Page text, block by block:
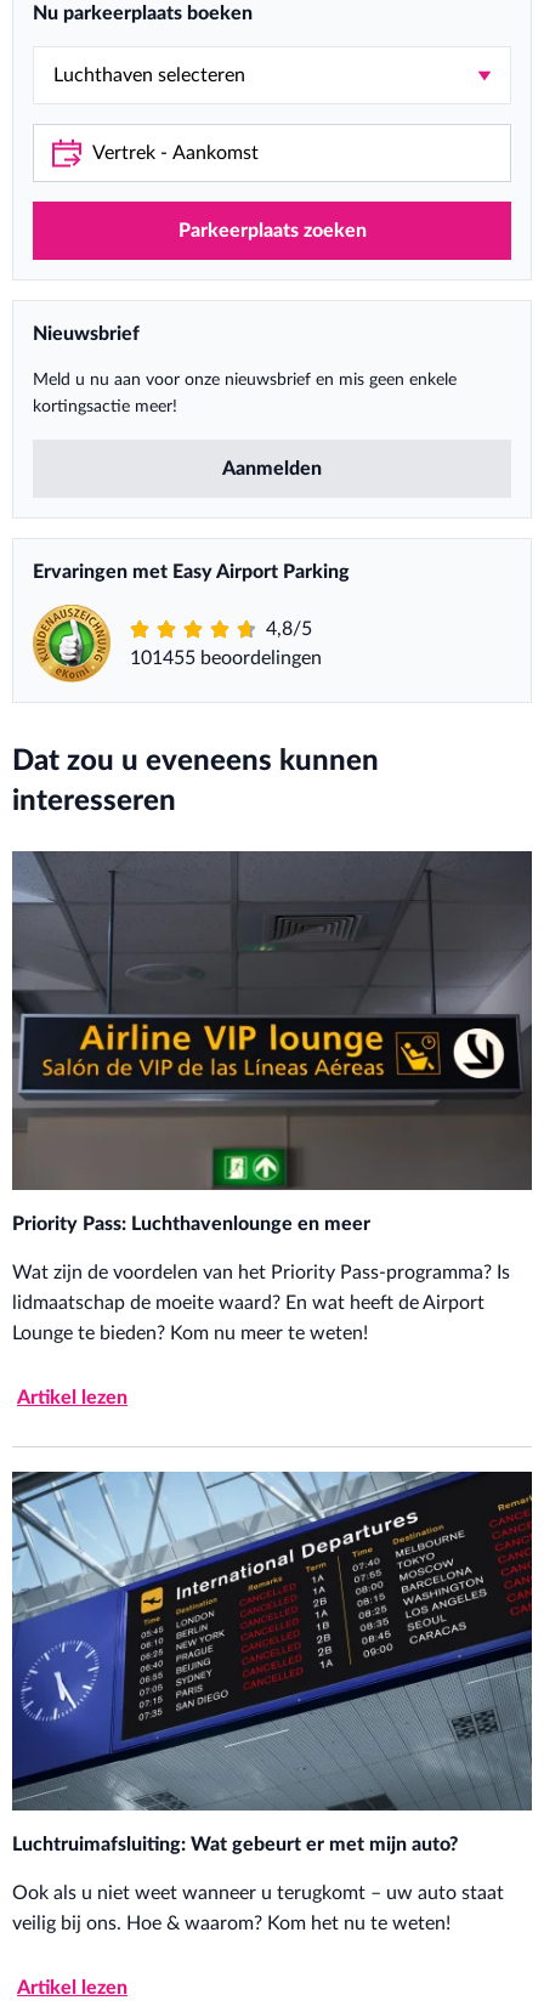
Nu parkeerplaats boeken
Parkeerplaats zoeken
Nieuwsbrief
Meld u nu aan voor onze nieuwsbrief en mis geen enkele
kortingsactie meer!
Aanmelden
Ervaringen met Easy Airport Parking
4,8/5
101455 beoordelingen
Dat zou u eveneens kunnen
interesseren
Priority Pass: Luchthavenlounge en meer
Wat zijn de voordelen van het Priority Pass-programma? Is
lidmaatschap de moeite waard? En wat heeft de Airport
Lounge te bieden? Kom nu meer te weten!
Artikel lezen
Luchtruimafsluiting: Wat gebeurt er met mijn auto?
Ook als u niet weet wanneer u terugkomt – uw auto staat
veilig bij ons. Hoe & waarom? Kom het nu te weten!
Artikel lezen